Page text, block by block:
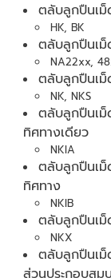
ตลับลูกปืนเม็
HK, BK
ตลับลูกปืนเม็
NA22xx,
ตลับลูกปืนเม็
NK, NKS
ตลับลูกปืนเ
ทิศทางเดียว
NKIA
ตลับลูกปืนเ
ทิศทาง
NKIB
ตลับลูกปืนเ
NKX
ตลับลูกปืนเ
ส่วนประกอบส